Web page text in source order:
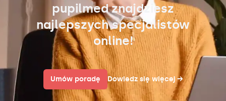
pupilmed znajdziesz
najlepszych specjalistów
online!
Umów poradę Dowiedz się więcej →